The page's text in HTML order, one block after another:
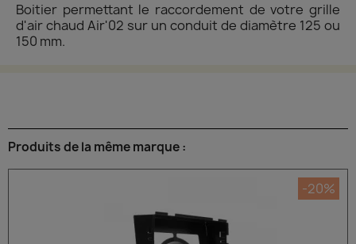
Boitier permettant le raccordement de votre grille
d'air chaud Air'02 sur un conduit de diamètre 125 ou
150 mm.
Produits de la même marque :
-20%